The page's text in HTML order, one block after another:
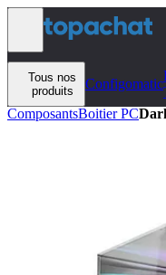
Aller au contenu
Tous nos
produits
Configomatic
ComposantsBoitier PC